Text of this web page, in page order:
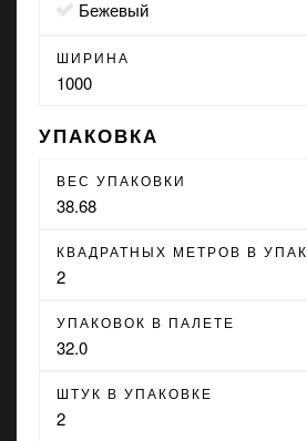
бежевый
ШИРИНА
1000
УПАКОВКА
ВЕС УПАКОВКИ
38.68
КВАДРАТНЫХ МЕТРОВ В
2
УПАКОВОК В ПАЛЕТЕ
32.0
ШТУК В УПАКОВКЕ
2